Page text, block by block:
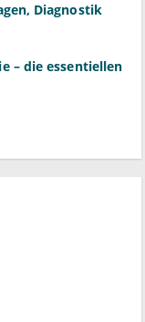
Diagnostik
– die essentiellen